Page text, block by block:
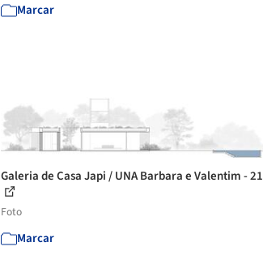
Marcar
Galeria de Casa Japi / UNA Barbara e Valentim - 21
Foto
Marcar